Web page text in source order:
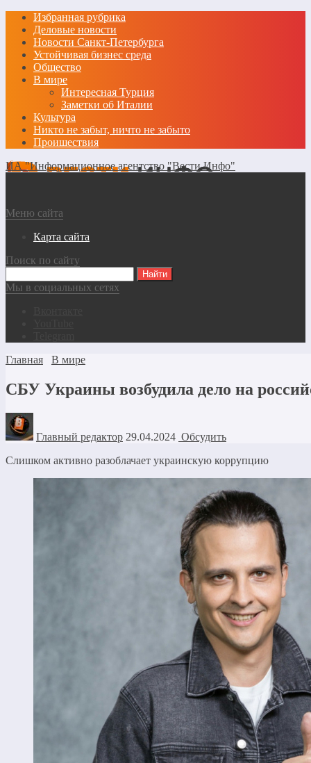
Избранная рубрика
Деловые новости
Новости Санкт-Петербурга
Устойчивая бизнес среда
Общество
В мире
Интересная Турция
Заметки об Италии
Культура
Никто не забыт, ничто не забыто
Проишествия
ИА "Информационное агентство "Вести Инфо"
Меню сайта
Карта сайта
Поиск по сайту
Мы в социальных сетях
Главная
В мире
СБУ Украины возбудила дело на
Главный редактор 29.04.2024 Обсудить
Слишком активно разоблачает украинскую коррупцию